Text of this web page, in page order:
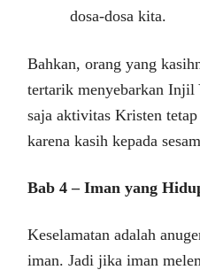
dosa-dosa kita.
Bahkan, orang yang
tertarik menyebarkan Injil
saja aktivitas Kristen
karena kasih kepada
Bab 4 – Iman yang
Keselamatan adalah
iman. Jadi jika iman